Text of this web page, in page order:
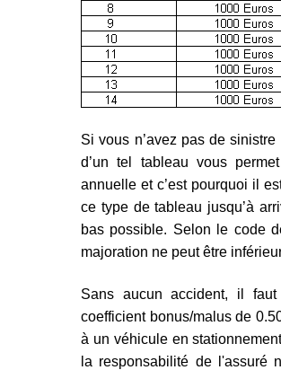
Si vous n’avez pas de
d’un tel tableau vous
annuelle et c’est pourquoi il
ce type de tableau jusqu’à
bas possible. Selon le code
majoration ne peut être
Sans aucun accident, il
coefficient bonus/malus de
à un véhicule en
la responsabilité de l'assuré